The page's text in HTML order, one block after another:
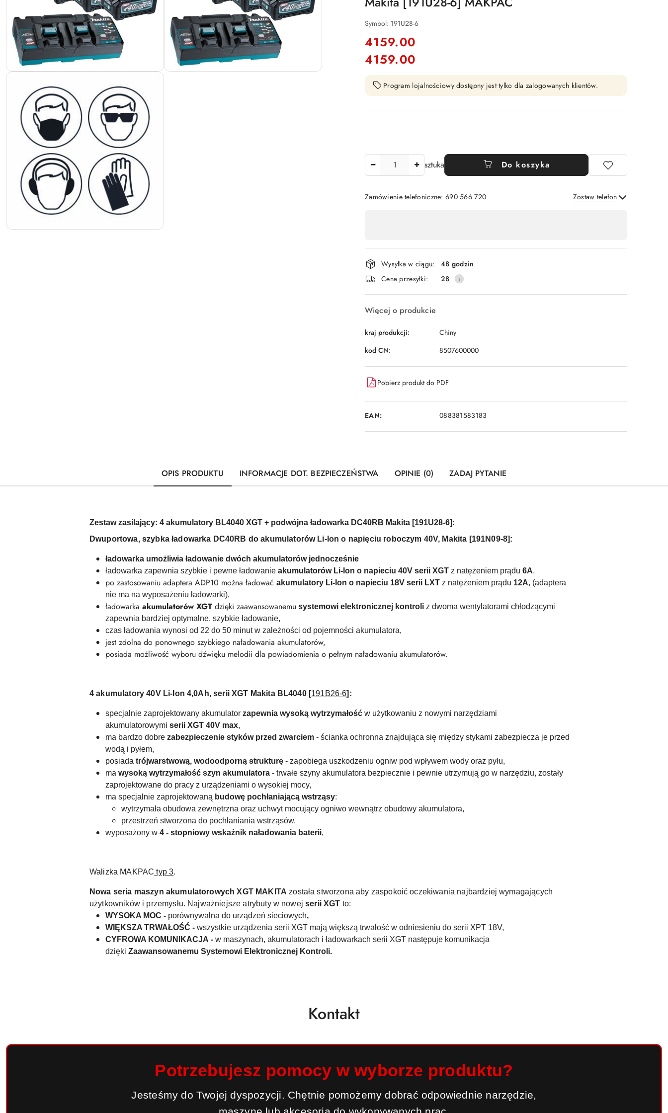
Symbol: 191U28-6
cena:
4159.00
Cena:
4159.00
Program lojalnościowy dostępny jest tylko dla zalogowanych klientów.
sztuka Do koszyka
Zamówienie telefoniczne: 690 566 720 Zostaw telefon
płatność
i
dostawa
Wysyłka w ciągu:
48 godzin
Cena przesyłki:
28
Więcej o produkcie
kraj produkcji:
Chiny
kod CN:
8507600000
Pobierz produkt do PDF
EAN: 088381583183
OPIS PRODUKTU INFORMACJE DOT. BEZPIECZEŃSTWA OPINIE (0) ZADAJ PYTANIE
Zestaw zasilający: 4 akumulatory BL4040 XGT + podwójna ładowarka DC40RB Makita [191U28-6]:
Dwuportowa, szybka ładowarka DC40RB do akumulatorów Li-Ion o napięciu roboczym 40V, Makita [191N09-8]:
ładowarka umożliwia ładowanie dwóch akumulatorów jednocześnie
ładowarka zapewnia szybkie i pewne ładowanie akumulatorów Li-Ion o napieciu 40V serii XGT z natężeniem prądu 6A,
po zastosowaniu adaptera ADP10 można ładować akumulatory Li-Ion o napieciu 18V serii LXT z natężeniem prądu 12A, (adaptera
nie ma na wyposażeniu ładowarki),
ładowarka akumulatorów XGT dzięki zaawansowanemu systemowi elektronicznej kontroli z dwoma wentylatorami chłodzącymi
zapewnia bardziej optymalne, szybkie ładowanie,
czas ładowania wynosi od 22 do 50 minut w zależności od pojemności akumulatora,
jest zdolna do ponownego szybkiego naładowania akumulatorów,
posiada możliwość wyboru dźwięku melodii dla powiadomienia o pełnym naładowaniu akumulatorów.
4 akumulatory 40V Li-Ion 4,0Ah, serii XGT Makita BL4040 [191B26-6]:
specjalnie zaprojektowany akumulator zapewnia wysoką wytrzymałość w użytkowaniu z nowymi narzędziami
akumulatorowymi serii XGT 40V max,
ma bardzo dobre zabezpieczenie styków przed zwarciem - ścianka ochronna znajdująca się między stykami zabezpiecza je przed
wodą i pyłem,
posiada trójwarstwową, wodoodporną strukturę - zapobiega uszkodzeniu ogniw pod wpływem wody oraz pyłu,
ma wysoką wytrzymałość szyn akumulatora - trwałe szyny akumulatora bezpiecznie i pewnie utrzymują go w narzędziu, zostały
zaprojektowane do pracy z urządzeniami o wysokiej mocy,
ma specjalnie zaprojektowaną budowę pochłaniającą wstrząsy:
wytrzymała obudowa zewnętrzna oraz uchwyt mocujący ogniwo wewnątrz obudowy akumulatora,
przestrzeń stworzona do pochłaniania wstrząsów,
wyposażony w 4 - stopniowy wskaźnik naładowania baterii,
Walizka MAKPAC typ 3.
Nowa seria maszyn akumulatorowych XGT MAKITA została stworzona aby zaspokoić oczekiwania najbardziej wymagających
użytkowników i przemysłu. Najważniejsze atrybuty w nowejserii XGT to:
WYSOKA MOC - porównywalna do urządzeń sieciowych,
WIĘKSZA TRWAŁOŚĆ - wszystkie urządzenia serii XGT mają większą trwałość w odniesieniu do serii XPT 18V,
CYFROWA KOMUNIKACJA - w maszynach, akumulatorach i ładowarkach serii XGT następuje komunikacja
dzięki Zaawansowanemu Systemowi Elektronicznej Kontroli.
Kontakt
Potrzebujesz pomocy w wyborze produktu?
Jesteśmy do Twojej dyspozycji. Chętnie pomożemy dobrać odpowiednie narzędzie,